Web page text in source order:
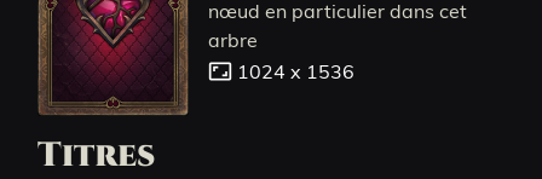
nœud en particulier dans cet
arbre
aspect_ratio 1024 x 1536
Titres